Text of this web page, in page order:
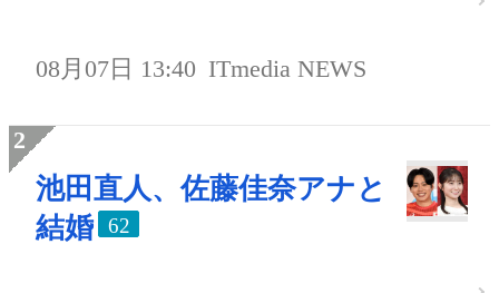
08月07日 13:40 ITmedia NEWS
池田直人、佐藤佳奈アナと
結婚
62